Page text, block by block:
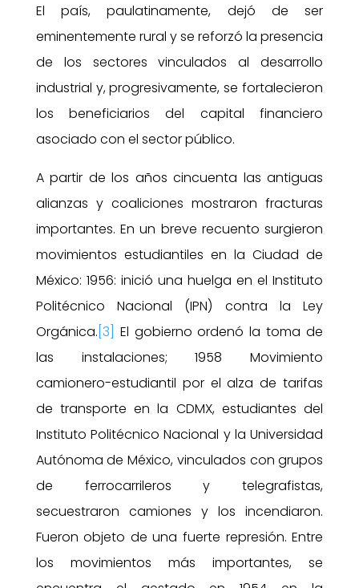
El país, paulatinamente, dejó de ser
eminentemente rural y se reforzó la presencia
de los sectores vinculados al desarrollo
industrial y, progresivamente, se fortalecieron
los beneficiarios del capital financiero
asociado con el sector público.
A partir de los años cincuenta las antiguas
alianzas y coaliciones mostraron fracturas
importantes. En un breve recuento surgieron
movimientos estudiantiles en la Ciudad de
México: 1956: inició una huelga en el Instituto
Politécnico Nacional (IPN) contra la Ley
Orgánica. [3]
El gobierno ordenó la toma de
las instalaciones; 1958 Movimiento
camionero-estudiantil por el alza de tarifas
de transporte en la CDMX, estudiantes del
Instituto Politécnico Nacional y la Universidad
Autónoma de México, vinculados con grupos
de ferrocarrileros y telegrafistas,
secuestraron camiones y los incendiaron.
Fueron objeto de una fuerte represión. Entre
los movimientos más importantes, se